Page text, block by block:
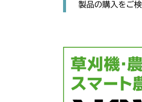
製品の購入をご